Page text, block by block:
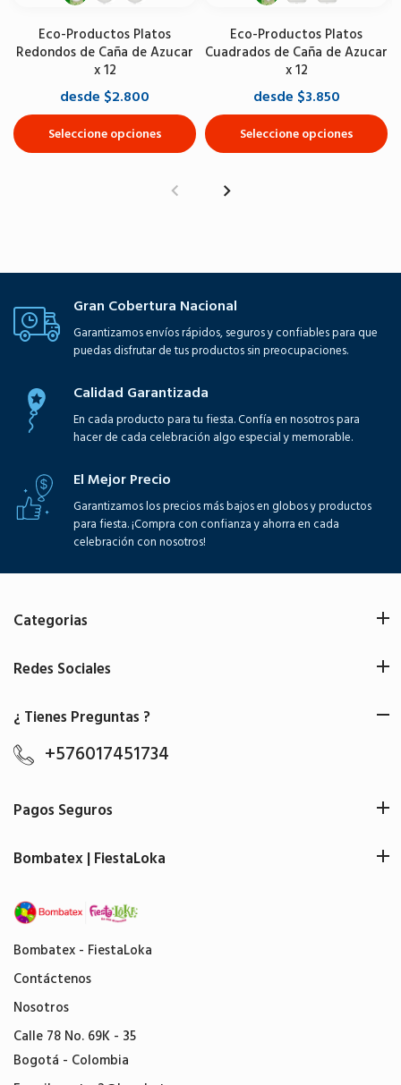
Eco-Productos Platos
Redondos de Caña de Azucar
x 12
desde $2.800
Seleccione opciones
Eco-Productos Platos
Cuadrados de Caña de Azucar
x 12
desde $3.850
Seleccione opciones
Gran Cobertura Nacional
Garantizamos envíos rápidos, seguros y confiables para que
puedas disfrutar de tus productos sin preocupaciones.
Calidad Garantizada
En cada producto para tu fiesta. Confía en nosotros para
hacer de cada celebración algo especial y memorable.
El Mejor Precio
Garantizamos los precios más bajos en globos y productos
para fiesta. ¡Compra con confianza y ahorra en cada
celebración con nosotros!
Bombatex - FiestaLoka
Contáctenos
Nosotros
Calle 78 No. 69K - 35
Bogotá - Colombia
Categorias
Redes Sociales
¿ Tienes Preguntas ?
+576017451734
Pagos Seguros
Bombatex | FiestaLoka